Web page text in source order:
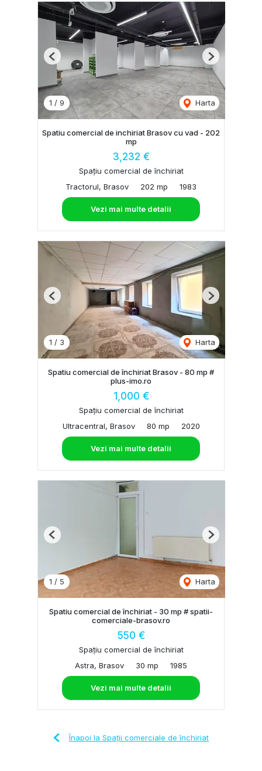
1 / 9 Harta
Previous Next
Spatiu comercial de inchiriat Brasov cu vad - 202
mp
3,232 €
Spațiu comercial de închiriat
Tractorul, Brasov
202 mp 1983
Vezi mai multe detalii
1 / 3 Harta
Previous Next
Spatiu comercial de închiriat Brasov - 80 mp #
plus-imo.ro
1,000 €
Spațiu comercial de închiriat
Ultracentral, Brasov
80 mp 2020
Vezi mai multe detalii
1 / 5 Harta
Previous Next
Spatiu comercial de închiriat - 30 mp # spatii-
comerciale-brasov.ro
550 €
Spațiu comercial de închiriat
Astra, Brasov
30 mp 1985
Vezi mai multe detalii
Înapoi la Spații comerciale de închiriat